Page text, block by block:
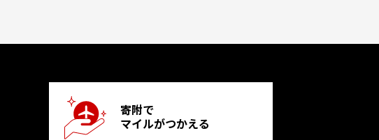
寄附で
マイルがつかえる